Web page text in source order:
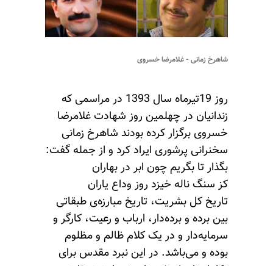
شاهرخ زمانی - غلامرضا خسروی
روز 19تیرماه سال 1393 در مراسمی که
زندانیان در چهلمین روز شهادت غلامرضا
خسروی برگزار کرده بودند شاهرخ زمانی
سخنرانی پرشوری ایراد کرد و از جمله گفت:
بگذار تا بگریم چون ابر در بهاران
کز سنگ ناله خیزد روز وداع یاران
تاریخ کل بشریت، تاریخ مبارزه‌ی طبقاتی
بین برده و برده‌دار، ارباب و رعیت، کارگر و
سرمایه‌دار و در یک کلام ظالم و مظلوم
بوده و می‌باشد. در این نبرد مقدس برای